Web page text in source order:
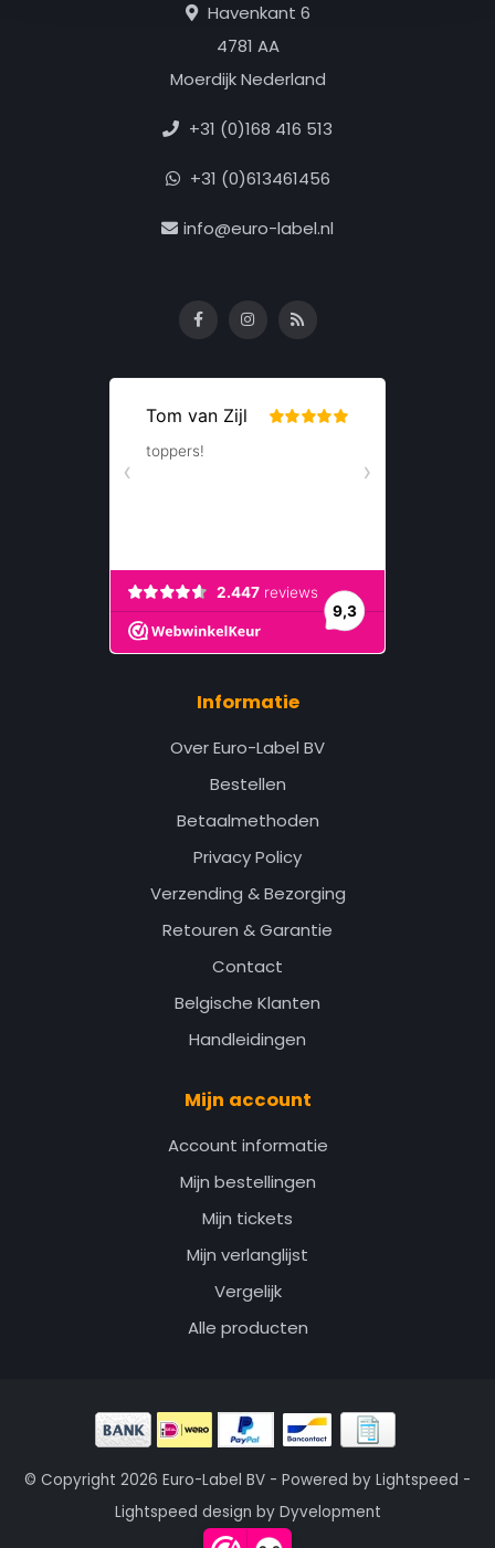
Havenkant 6
4781 AA
Moerdijk Nederland
+31 (0)168 416 513
+31 (0)613461456
info@euro-label.nl
Informatie
Over Euro-Label BV
Bestellen
Betaalmethoden
Privacy Policy
Verzending & Bezorging
Retouren & Garantie
Contact
Belgische Klanten
Handleidingen
Mijn account
Account informatie
Mijn bestellingen
Mijn tickets
Mijn verlanglijst
Vergelijk
Alle producten
© Copyright 2026 Euro-Label BV - Powered by Lightspeed -
Lightspeed design by Dyvelopment